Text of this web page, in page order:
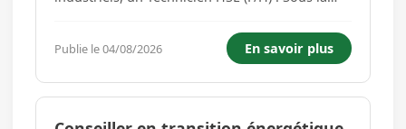
HSE, vous serez amené à exercer votre fonction
dans le but de prévenir tout accident sur les
sites. Ainsi, vous r...
Publie le 04/08/2026 En savoir plus